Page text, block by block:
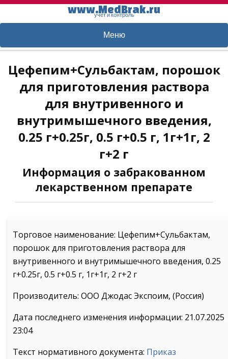
www.MedBrak.ru
учет и контроль
Меню
Цефепим+Сульбактам, порошок
для приготовления раствора
для внутривенного и
внутримышечного введения,
0.25 г+0.25г, 0.5 г+0.5 г, 1г+1г, 2
г+2 г
Информация о забракованном
лекарственном препарате
Торговое наименование: Цефепим+Сульбактам,
порошок для приготовления раствора для
внутривенного и внутримышечного введения, 0.25
г+0.25г, 0.5 г+0.5 г, 1г+1г, 2 г+2 г
Производитель: ООО Джодас Экспоим, (Россия)
Дата последнего изменения информации: 21.07.2025
23:04
Текст нормативного документа: Приказ